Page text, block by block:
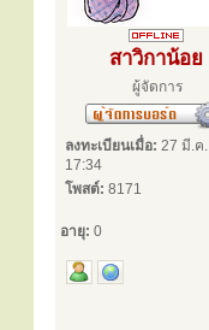
สาวิกาน้อย
ผู้จัดการ
ลงทะเบียนเมื่อ: 27 มี.ค
17:34
โพสต์: 8171
อายุ: 0